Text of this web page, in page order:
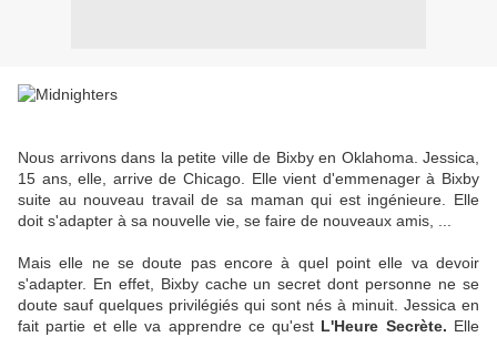
Nous arrivons dans la petite ville de Bixby en Oklahoma. Jessica,
15 ans, elle, arrive de Chicago. Elle vient d'emmenager à Bixby
suite au nouveau travail de sa maman qui est ingénieure. Elle
doit s'adapter à sa nouvelle vie, se faire de nouveaux amis, ...
Mais elle ne se doute pas encore à quel point elle va devoir
s'adapter. En effet, Bixby cache un secret dont personne ne se
doute sauf quelques privilégiés qui sont nés à minuit. Jessica en
fait partie et elle va apprendre ce qu'est L'Heure Secrète. Elle